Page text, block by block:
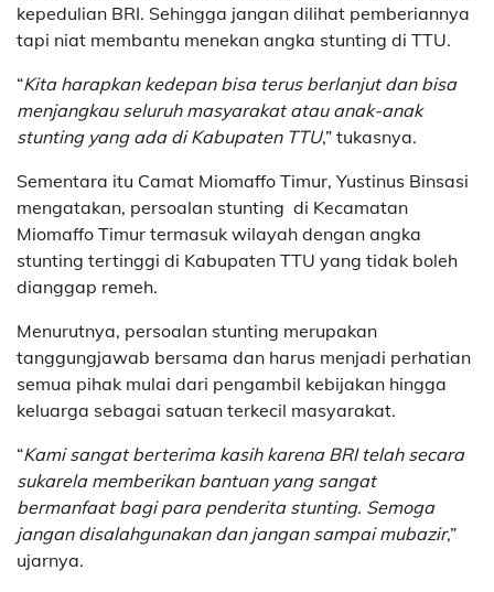
kepedulian BRI. Sehingga jangan dilihat pemberiannya
tapi niat membantu menekan angka stunting di TTU.
“Kita harapkan kedepan bisa terus berlanjut dan bisa
menjangkau seluruh masyarakat atau anak-anak
stunting yang ada di Kabupaten TTU,” tukasnya.
Sementara itu Camat Miomaffo Timur, Yustinus Binsasi
mengatakan, persoalan stunting di Kecamatan
Miomaffo Timur termasuk wilayah dengan angka
stunting tertinggi di Kabupaten TTU yang tidak boleh
dianggap remeh.
Menurutnya, persoalan stunting merupakan
tanggungjawab bersama dan harus menjadi perhatian
semua pihak mulai dari pengambil kebijakan hingga
keluarga sebagai satuan terkecil masyarakat.
“Kami sangat berterima kasih karena BRI telah secara
sukarela memberikan bantuan yang sangat
bermanfaat bagi para penderita stunting. Semoga
jangan disalahgunakan dan jangan sampai mubazir,”
ujarnya.